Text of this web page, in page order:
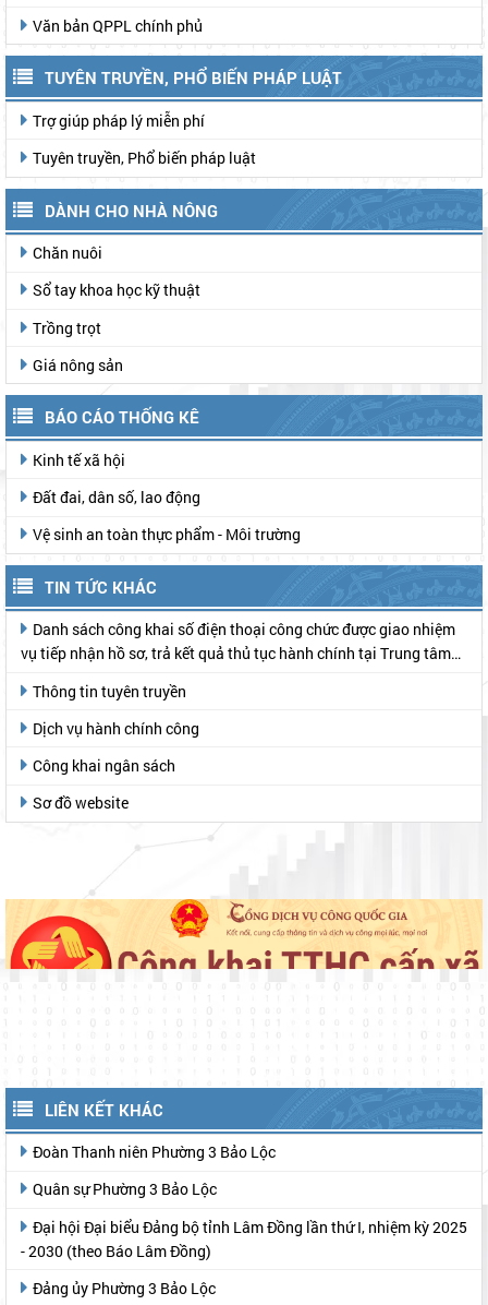
Văn bản QPPL chính phủ
TUYÊN TRUYỀN, PHỔ BIẾN PHÁP LUẬT
Trợ giúp pháp lý miễn phí
Tuyên truyền, Phổ biến pháp luật
DÀNH CHO NHÀ NÔNG
Chăn nuôi
Sổ tay khoa học kỹ thuật
Trồng trọt
Giá nông sản
BÁO CÁO THỐNG KÊ
Kinh tế xã hội
Đất đai, dân số, lao động
Vệ sinh an toàn thực phẩm - Môi trường
TIN TỨC KHÁC
vụ tiếp nhận hồ sơ, trả kết quả thủ tục hành chính tại Trung tâm
Thông tin tuyên truyền
Dịch vụ hành chính công
Công khai ngân sách
Sơ đồ website
LIÊN KẾT KHÁC
Đoàn Thanh niên Phường 3 Bảo Lộc
Quân sự Phường 3 Bảo Lộc
- 2030 (theo Báo Lâm Đồng)
Đảng ủy Phường 3 Bảo Lộc